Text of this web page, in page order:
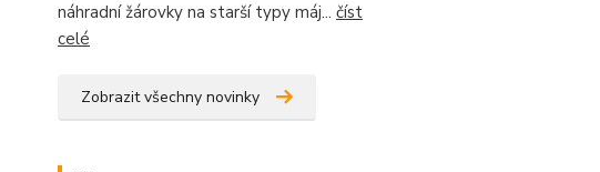
náhradní žárovky na starší typy máj... číst
celé
Zobrazit všechny novinky